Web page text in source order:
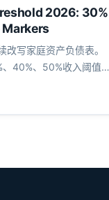
2026: 30%
写家庭资产负债表。
40%、50%收入阈值对
2026 的监管逻辑与移民